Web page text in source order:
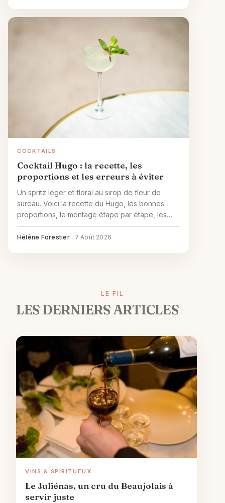
COCKTAILS
Cocktail Hugo : la recette, les
proportions et les erreurs à éviter
Un spritz léger et floral au sirop de fleur de
sureau. Voici la recette du Hugo, les bonnes
proportions, le montage étape par étape, les
variantes et une version sans alcool tout aussi
bonne.
Hélène Forestier · 7 Août 2026
LE FIL
LES DERNIERS ARTICLES
VINS & SPIRITUEUX
Le Juliénas, un cru du Beaujolais à
servir juste